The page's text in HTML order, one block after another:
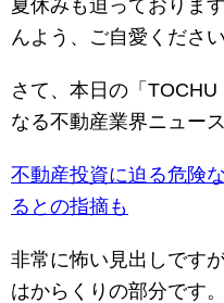
夏休みも迫っておりま
んよう、ご自愛ください
さて、本日の「
なる不動産業界ニュー
不動産投資に迫る危険
るとの指摘も
非常に怖い見出しです
はからくりの部分です。